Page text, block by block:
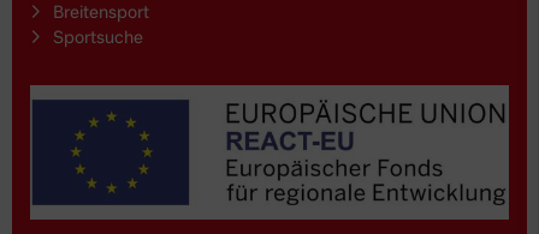
Breitensport
Sportsuche